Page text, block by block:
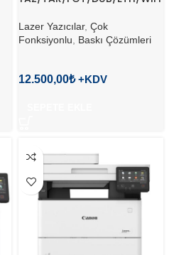
Lazer Yazıcılar, Çok
Fonksiyonlu
Baskı Çözümleri
12.500,00₺